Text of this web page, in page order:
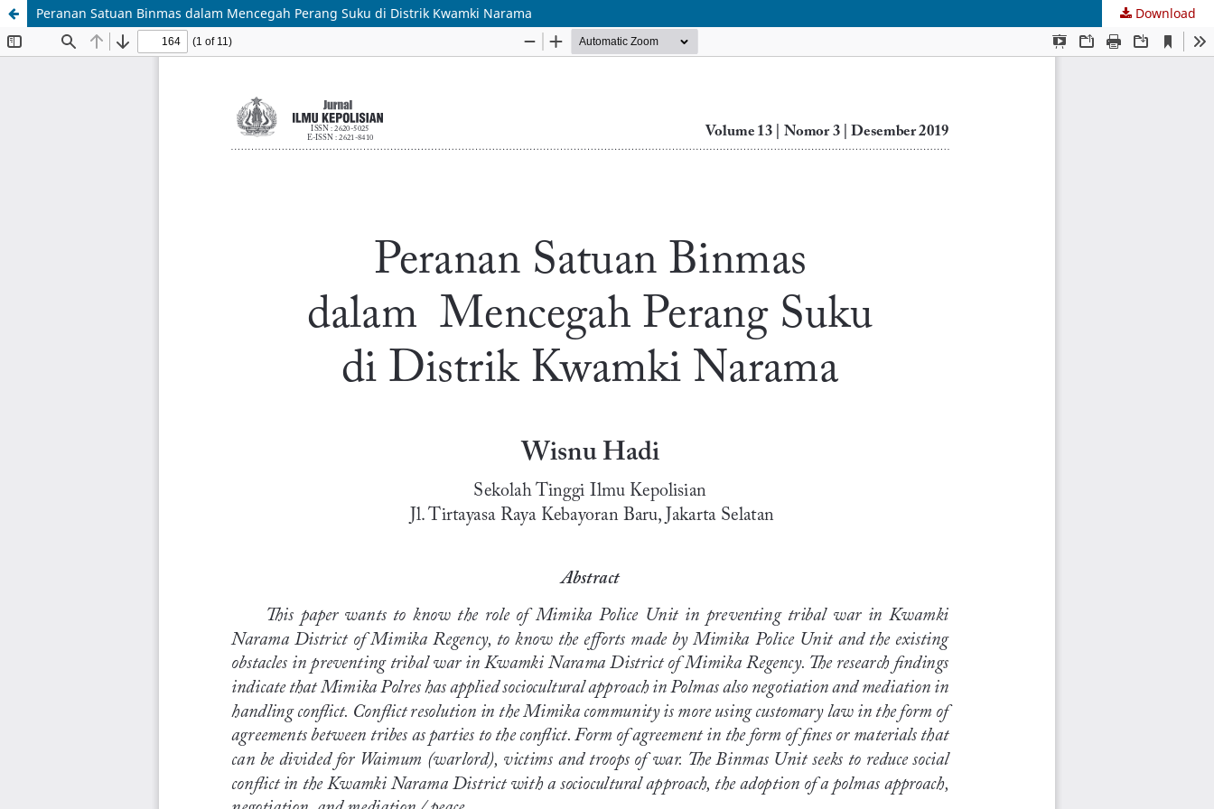
Peranan Satuan Binmas dalam Mencegah Perang Suku di Distrik Kwamki Narama Download